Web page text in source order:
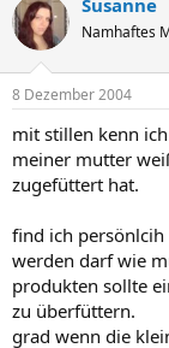
Susanne
Namhaftes
8 Dezember 2004
mit stillen kenn
meiner mutter
zugefüttert hat.
find ich persönlcih
werden darf wie
produkten sollte
zu überfüttern.
grad wenn die